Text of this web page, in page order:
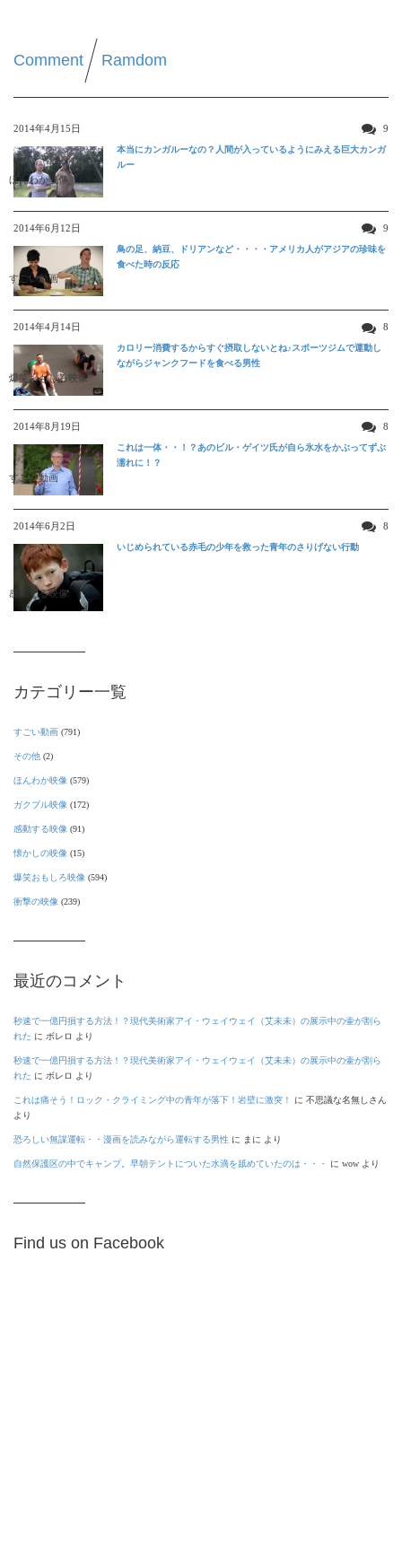
Comment Ramdom
2014年4月15日 9
ほんわか映像
本当にカンガルーなの？人間が入っているようにみえる巨大カンガ
ルー
2014年6月12日 9
すごい動画
鳥の足、納豆、ドリアンなど・・・・アメリカ人がアジアの珍味を
食べた時の反応
2014年4月14日 8
爆笑おもしろ映像
カロリー消費するからすぐ摂取しないとね♪スポーツジムで運動し
ながらジャンクフードを食べる男性
2014年8月19日 8
すごい動画
これは一体・・！？あのビル・ゲイツ氏が自ら氷水をかぶってずぶ
濡れに！？
2014年6月2日 8
感動する映像
いじめられている赤毛の少年を救った青年のさりげない行動
カテゴリー一覧
すごい動画 (791)
その他 (2)
ほんわか映像 (579)
ガクブル映像 (172)
感動する映像 (91)
懐かしの映像 (15)
爆笑おもしろ映像 (594)
衝撃の映像 (239)
最近のコメント
秒速で一億円損する方法！？現代美術家アイ・ウェイウェイ（艾未未）の展示中の壷が割ら
れた に ボレロ より
秒速で一億円損する方法！？現代美術家アイ・ウェイウェイ（艾未未）の展示中の壷が割ら
れた に ボレロ より
これは痛そう！ロック・クライミング中の青年が落下！岩壁に激突！ に 不思議な名無しさん
より
恐ろしい無謀運転・・漫画を読みながら運転する男性 に まに より
自然保護区の中でキャンプ。早朝テントについた水滴を舐めていたのは・・・ に wow より
Find us on Facebook